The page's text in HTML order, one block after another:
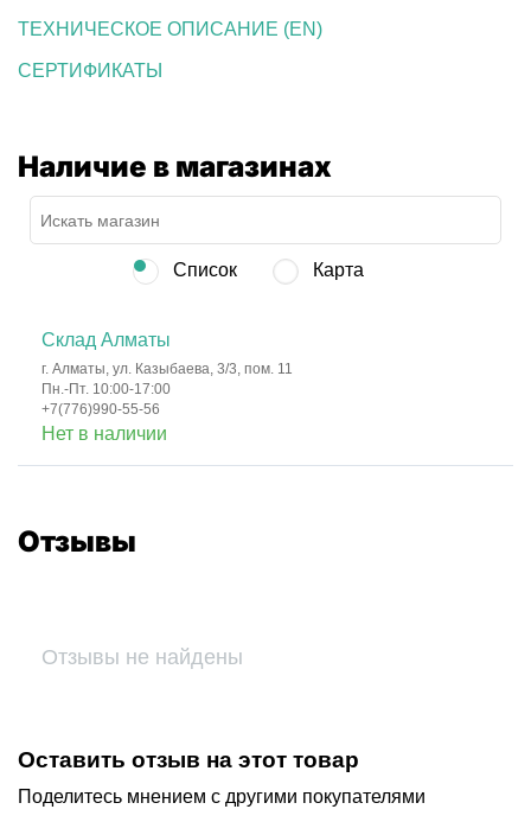
ТЕХНИЧЕСКОЕ ОПИСАНИЕ (EN)
СЕРТИФИКАТЫ
Наличие в магазинах
Список Карта
Склад Алматы
г. Алматы, ул. Казыбаева, 3/3, пом. 11
Пн.-Пт. 10:00-17:00
+7(776)990-55-56
Нет в наличии
Отзывы
Отзывы не найдены
Оставить отзыв на этот товар
Поделитесь мнением с другими покупателями